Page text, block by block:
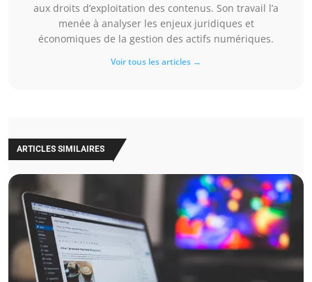
aux droits d’exploitation des contenus. Son travail l’a
menée à analyser les enjeux juridiques et
économiques de la gestion des actifs numériques.
Voir tous les articles →
ARTICLES SIMILAIRES